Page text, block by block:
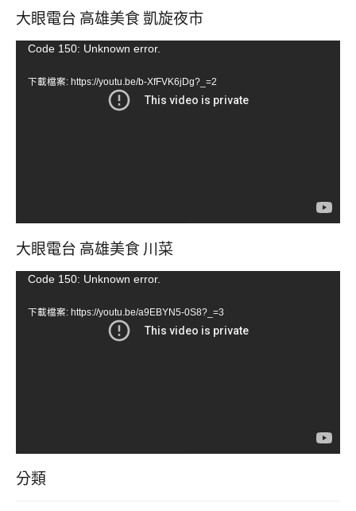
大眼電台 高雄美食 凱旋夜市
視Code 150: Unknown error.
下載檔案: https://youtu.be/b-XfFVK6jDg?_=2
大眼電台 高雄美食 川菜
視Code 150: Unknown error.
下載檔案: https://youtu.be/a9EBYN5-0S8?_=3
分類